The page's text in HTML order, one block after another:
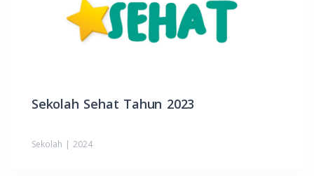
Sekolah Sehat Tahun 2023
Sekolah | 2024